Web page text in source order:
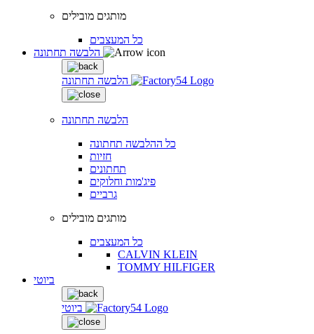
מותגים מובילים
כל המעצבים
הלבשה תחתונה
הלבשה תחתונה
כל ההלבשה תחתונה
חזיות
תחתונים
פיג'מות וחלוקים
גרביים
מותגים מובילים
כל המעצבים
CALVIN KLEIN
TOMMY HILFIGER
ביוטי
ביוטי